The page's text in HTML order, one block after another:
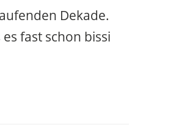
Dekade.
fast schon bissi